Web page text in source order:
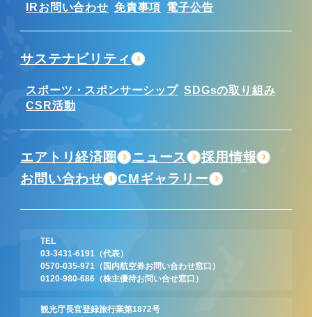
TEL
03-3431-6191
（代表）
0570-035-971
（国内航空券お問い合わせ窓口）
0120-980-686 （株主優待お問い合せ窓口）
観光庁長官登録旅行業第1872号
IRお問い合わせ 免責事項 電子公告
サステナビリティ
スポーツ・スポンサーシップ SDGsの取り組み
CSR活動
エアトリ経済圏 ニュース
採用情報
お問い合わせ
CMギャラリー